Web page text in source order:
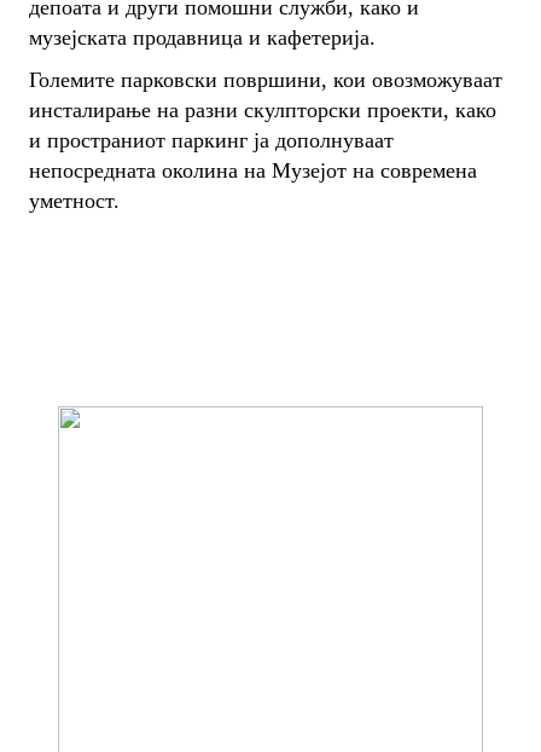
депоата и други помошни служби, како и
музејската продавница и кафетерија.
Големите парковски површини, кои овозможуваат
инсталирање на разни скулпторски проекти, како
и пространиот паркинг ја дополнуваат
непосредната околина на Музејот на современа
уметност.